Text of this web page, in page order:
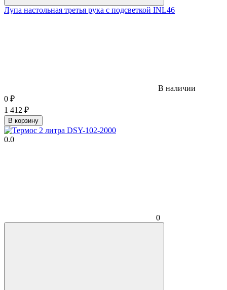
Лупа настольная третья рука с подсветкой INL46
В наличии
0 ₽
1 412 ₽
В корзину
0.0
0